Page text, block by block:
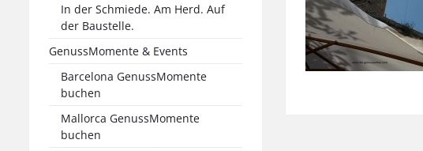
In der Schmiede. Am Herd. Auf
der Baustelle.
GenussMomente & Events
Barcelona GenussMomente
buchen
Mallorca GenussMomente
buchen